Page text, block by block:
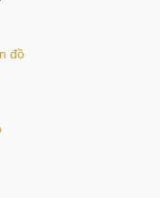
báo giá và đưa ra
viên sẽ thay sửa
đồ